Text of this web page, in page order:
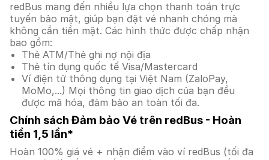
redBus mang đến nhiều lựa chọn thanh toán trực
tuyến bảo mật, giúp bạn đặt vé nhanh chóng mà
không cần tiền mặt. Các hình thức được chấp nhận
bao gồm:
Thẻ ATM/Thẻ ghi nợ nội địa
Thẻ tín dụng quốc tế Visa/Mastercard
Ví điện tử thông dụng tại Việt Nam (ZaloPay,
MoMo,...) Mọi thông tin giao dịch của bạn đều
được mã hóa, đảm bảo an toàn tối đa.
Chính sách Đảm bảo Vé trên redBus - Hoàn
tiền 1,5 lần*
Hoàn 100% giá vé + nhận điểm vào ví redBus (tối đa